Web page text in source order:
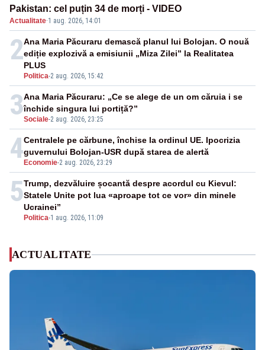
Pakistan: cel puțin 34 de morți - VIDEO
Actualitate·1 aug. 2026, 14:01
2
Politica-2 aug. 2026, 15:42
Ana Maria Păcuraru demască planul lui Bolojan. O nouă
ediție explozivă a emisiunii „Miza Zilei” la Realitatea
PLUS
3Sociale-2 aug. 2026, 23:25
Ana Maria Păcuraru: „Ce se alege de un om căruia i se
închide singura lui portiță?”
4 Economie-2 aug. 2026, 23:29
Centralele pe cărbune, închise la ordinul UE. Ipocrizia
guvernului Bolojan-USR după starea de alertă
5
Politica-1 aug. 2026, 11:09
Trump, dezvăluire șocantă despre acordul cu Kievul:
Statele Unite pot lua «aproape tot ce vor» din minele
Ucrainei”
ACTUALITATE